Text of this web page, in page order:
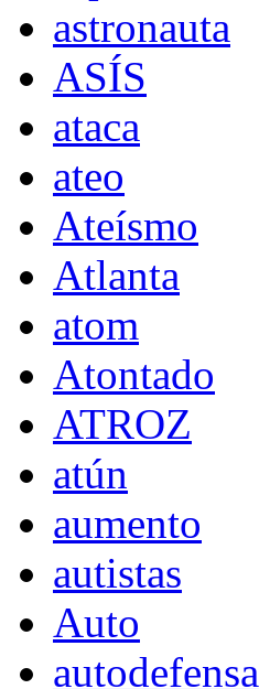
astronauta
ASÍS
ataca
ateo
Ateísmo
Atlanta
atom
Atontado
ATROZ
atún
aumento
autistas
Auto
autodefensa